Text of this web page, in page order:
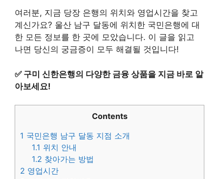
여러분, 지금 당장 은행의 위치와 영업시간을 찾고
계신가요? 울산 남구 달동에 위치한 국민은행에 대
한 모든 정보를 한 곳에 모았습니다. 이 글을 읽고
나면 당신의 궁금증이 모두 해결될 것입니다!
✅ 구미 신한은행의 다양한 금융 상품을 지금 바로 알
아보세요!
Contents
1 국민은행 남구 달동 지점 소개
1.1 위치 안내
1.2 찾아가는 방법
2 영업시간